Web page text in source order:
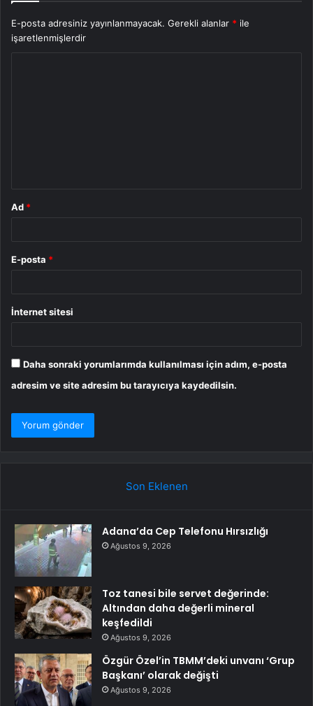
E-posta adresiniz yayınlanmayacak. Gerekli alanlar * ile
işaretlenmişlerdir
Ad *
E-posta *
İnternet sitesi
Daha sonraki yorumlarımda kullanılması için adım, e-posta
adresim ve site adresim bu tarayıcıya kaydedilsin.
Son Eklenen
Adana’da Cep Telefonu Hırsızlığı
Ağustos 9, 2026
Toz tanesi bile servet değerinde:
Altından daha değerli mineral
keşfedildi
Ağustos 9, 2026
Özgür Özel’in TBMM’deki unvanı ‘Grup
Başkanı’ olarak değişti
Ağustos 9, 2026